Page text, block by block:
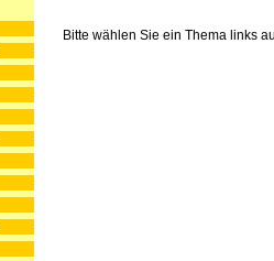
Bitte wählen Sie ein Thema links